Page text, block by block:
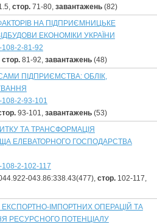
стор.71-80, завантажень(82)
НА ПІДПРИЄМНИЦЬКЕ
ЕКОНОМІКИ УКРАЇНИ
2-81-92
стор.81-92, завантажень(48)
ПІДПРИЄМСТВА: ОБЛІК,
2-93-101
93-101, завантажень(53)
ТА ТРАНСФОРМАЦІЯ
ЕЛЕВАТОРНОГО ГОСПОДАРСТВА
2-102-117
043.86:338.43(477), стор.102-117,
ІМПОРТНИХ ОПЕРАЦІЙ ТА
РЕСУРСНОГО ПОТЕНЦІАЛУ